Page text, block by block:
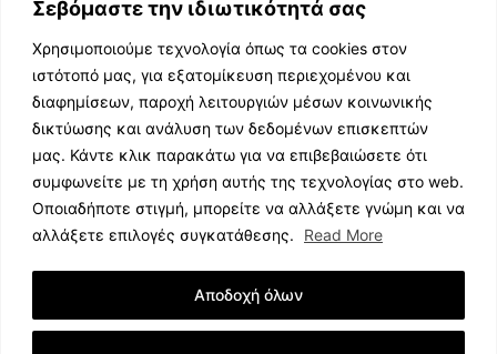
Σεβόμαστε την ιδιωτικότητά σας
Χρησιμοποιούμε τεχνολογία όπως τα cookies στον
ιστότοπό μας, για εξατομίκευση περιεχομένου και
διαφημίσεων, παροχή λειτουργιών μέσων κοινωνικής
δικτύωσης και ανάλυση των δεδομένων επισκεπτών
μας. Κάντε κλικ παρακάτω για να επιβεβαιώσετε ότι
συμφωνείτε με τη χρήση αυτής της τεχνολογίας στο web.
Οποιαδήποτε στιγμή, μπορείτε να αλλάξετε γνώμη και να
αλλάξετε επιλογές συγκατάθεσης.
Read More
Αποδοχή όλων
ΕΛΛΗΝΙΚΗ ΜΟΥΣΙΚΗ
TV SHOWS
EVENTS
ΘΕΑΤΡΟ
ΔΙΑΓΩΝΙΣΜΟΙ
STOA CULTURA
ΣΥΝΕΝΤΕΥΞΕΙΣ